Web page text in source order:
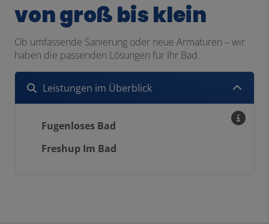
von groß bis klein
Ob umfassende Sanierung oder neue Armaturen – wir
haben die passenden Lösungen für Ihr Bad.
Leistungen im Überblick
Fugenloses Bad
Freshup Im Bad